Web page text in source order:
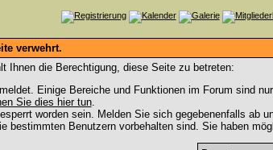
verwehrt.
Ihnen die Berechtigung, diese Seite zu betreten:
Einige Bereiche und Funktionen im Forum sind
Sie dies hier tun.
worden sein. Melden Sie sich gegebenenfalls ab
bestimmten Benutzern vorbehalten sind. Sie haben